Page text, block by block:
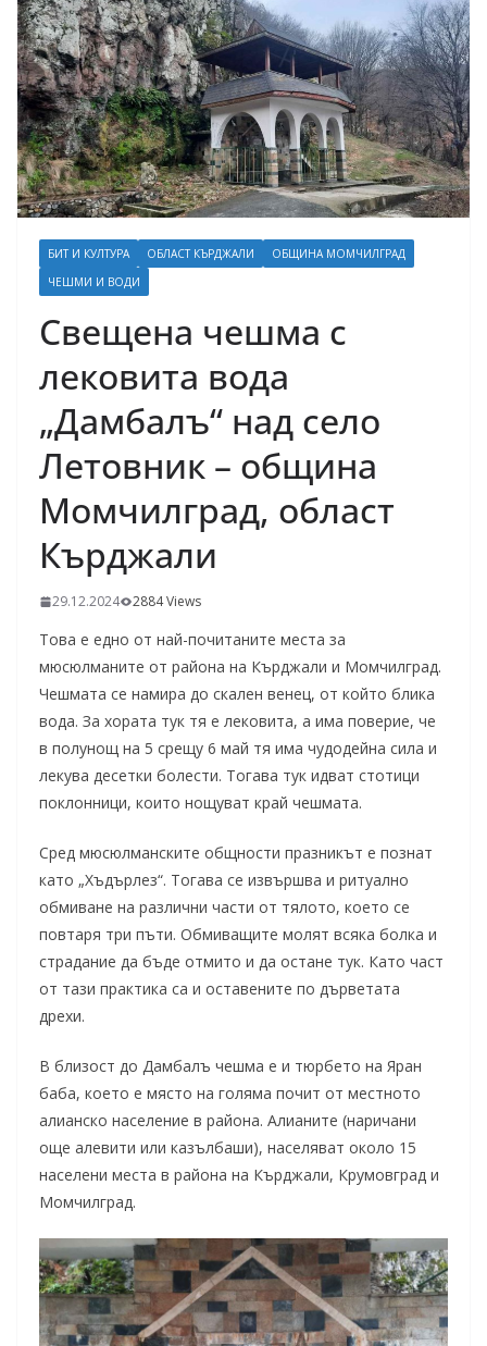
БИТ И КУЛТУРА ОБЛАСТ КЪРДЖАЛИ
ОБЩИНА МОМЧИЛГРАД
ЧЕШМИ И ВОДИ
Свещена чешма с
лековита вода
„Дамбалъ“ над село
Летовник – община
Момчилград, област
Кърджали
29.12.2024 2884 Views
Това е едно от най-почитаните места за
мюсюлманите от района на Кърджали и Момчилград.
Чешмата се намира до скален венец, от който блика
вода. За хората тук тя е лековита, а има поверие, че
в полунощ на 5 срещу 6 май тя има чудодейна сила и
лекува десетки болести. Тогава тук идват стотици
поклонници, които нощуват край чешмата.
Сред мюсюлманските общности празникът е познат
като „Хъдърлез“. Тогава се извършва и ритуално
обмиване на различни части от тялото, което се
повтаря три пъти. Обмиващите молят всяка болка и
страдание да бъде отмито и да остане тук. Като част
от тази практика са и оставените по дърветата
дрехи.
В близост до Дамбалъ чешма е и тюрбето на Яран
баба, което е място на голяма почит от местното
алианско население в района. Алианите (наричани
още алевити или казълбаши), населяват около 15
населени места в района на Кърджали, Крумовград и
Момчилград.